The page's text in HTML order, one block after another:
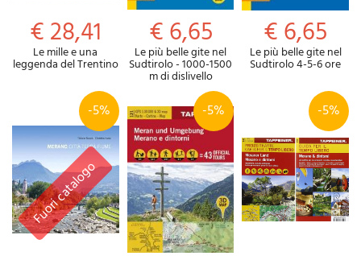
€ 28,41
Le mille e una
leggenda del Trentino
€ 6,65
Le più belle gite nel
Sudtirolo - 1000-1500
m di dislivello
€ 6,65
Le più belle gite nel
Sudtirolo 4-5-6 ore
-5% -5% -5%